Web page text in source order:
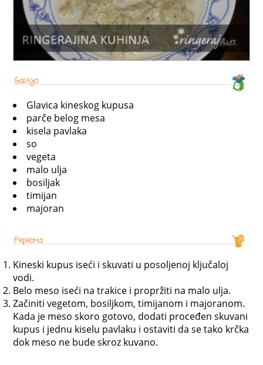
Glavica kineskog kupusa
parče belog mesa
kisela pavlaka
so
vegeta
malo ulja
bosiljak
timijan
majoran
Kineski kupus iseći i skuvati u posoljenoj ključaloj
vodi.
Belo meso iseći na trakice i propržiti na malo ulja.
Začiniti vegetom, bosiljkom, timijanom i majoranom.
Kada je meso skoro gotovo, dodati proceđen skuvani
kupus i jednu kiselu pavlaku i ostaviti da se tako krčka
dok meso ne bude skroz kuvano.